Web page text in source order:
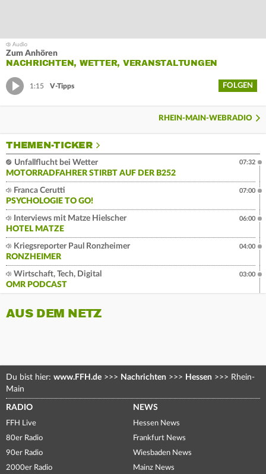
Zum Anhören
NACHRICHTEN, WETTER, VERANSTALTUNGEN
1:15 V-Tipps FOLGEN
RHEIN-MAIN-WEBRADIO
THEMEN-TICKER
Unfallflucht bei Wetter
MOTORRADFAHRER STIRBT AUF DER B252
07:32
Franca Cerutti
PSYCHOLOGIE TO GO!
07:00
Interviews mit Matze Hielscher
HOTEL MATZE
06:00
Kriegsreporter Paul Ronzheimer
RONZHEIMER
04:00
Wirtschaft, Tech, Digital
OMR PODCAST
03:00
AUS DEM NETZ
Du bist hier: www.FFH.de >>> Nachrichten >>> Hessen >>> Rhein-
Main
RADIO
FFH Live
80er Radio
90er Radio
2000er Radio
NEWS
Hessen News
Frankfurt News
Wiesbaden News
Mainz News